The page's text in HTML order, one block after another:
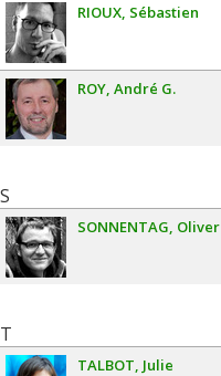
RIOUX Sébastien
ROY André G.
S
SONNENTAG Oliver
T
TALBOT Julie